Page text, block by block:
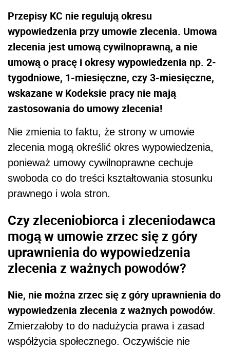
Przepisy KC nie regulują okresu
wypowiedzenia przy umowie zlecenia. Umowa
zlecenia jest umową cywilnoprawną, a nie
umową o pracę i okresy wypowiedzenia np. 2-
tygodniowe, 1-miesięczne, czy 3-miesięczne,
wskazane w Kodeksie pracy nie mają
zastosowania do umowy zlecenia!
Nie zmienia to faktu, że strony w umowie
zlecenia mogą określić okres wypowiedzenia,
ponieważ umowy cywilnoprawne cechuje
swoboda co do treści kształtowania stosunku
prawnego i wola stron.
Czy zleceniobiorca i zleceniodawca
mogą w umowie zrzec się z góry
uprawnienia do wypowiedzenia
zlecenia z ważnych powodów?
Nie, nie można zrzec się z góry uprawnienia do
wypowiedzenia zlecenia z ważnych powodów.
Zmierzałoby to do nadużycia prawa i zasad
współżycia społecznego. Oczywiście nie